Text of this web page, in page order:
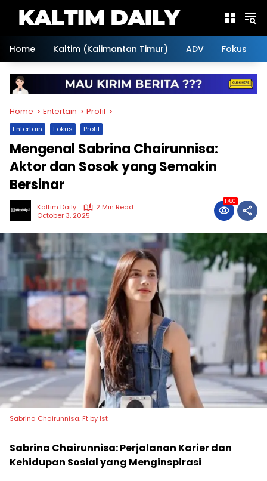
Home
Kaltim (Kalimantan Timur) ADV Fokus
Home Entertain Profil
Entertain Fokus Profil
Mengenal Sabrina Chairunnisa:
Aktor dan Sosok yang Semakin
Bersinar
Kaltim Daily
2 Min Read
October 3, 2025
1780
Sabrina Chairunnisa. Ft by Ist
Sabrina Chairunnisa: Perjalanan Karier dan
Kehidupan Sosial yang Menginspirasi